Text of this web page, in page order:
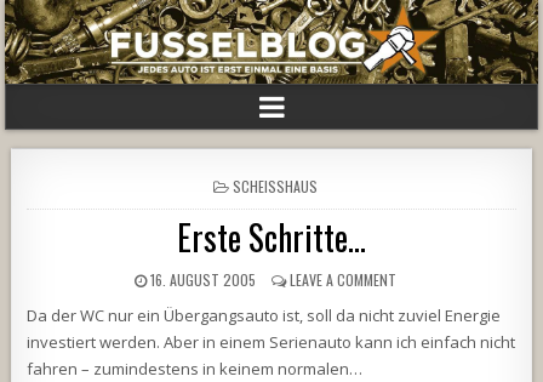
POSTED
IN
SCHEISSHAUS
Erste Schritte…
16. AUGUST 2005 LEAVE A COMMENT
Da der WC nur ein Übergangsauto ist, soll da nicht zuviel Energie
investiert werden. Aber in einem Serienauto kann ich einfach nicht
fahren – zumindestens in keinem normalen…